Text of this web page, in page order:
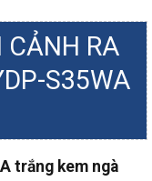
CẢNH RA
S35WA
trắng kem ngà